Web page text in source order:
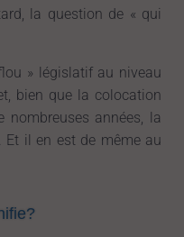
la question de « qui
» législatif au niveau
bien que la colocation
années, la
il en est de même au